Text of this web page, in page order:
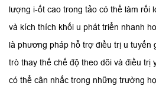
lượng i-ốt cao trong tảo có thể làm rối
và kích thích khối u phát triển nhanh
là phương pháp hỗ trợ điều trị u tuyến
trò thay thế chế độ theo dõi và điều trị
có thể cân nhắc trong những trường